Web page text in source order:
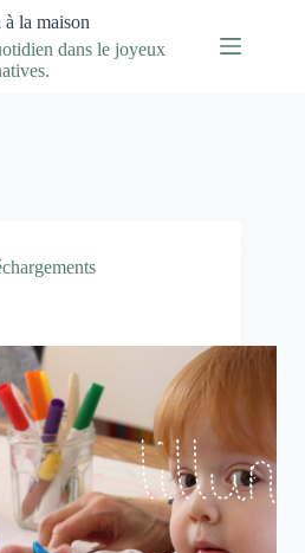
la maison
dans le joyeux